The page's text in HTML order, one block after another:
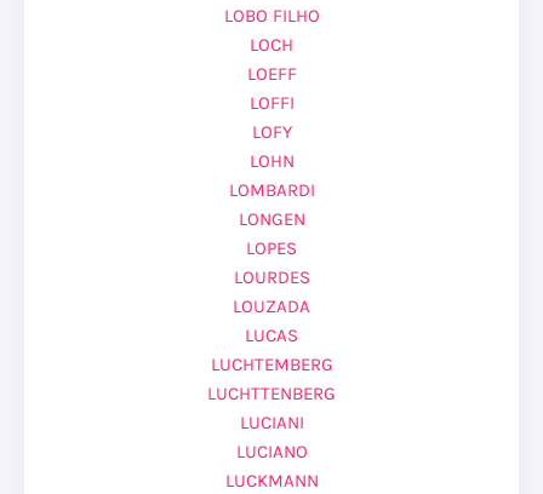
LOBO FILHO
LOCH
LOEFF
LOFFI
LOFY
LOHN
LOMBARDI
LONGEN
LOPES
LOURDES
LOUZADA
LUCAS
LUCHTEMBERG
LUCHTTENBERG
LUCIANI
LUCIANO
LUCKMANN